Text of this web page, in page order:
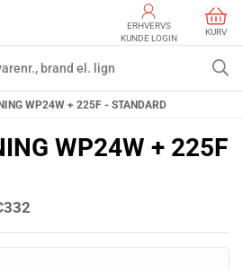
ERHVERVS
KUNDE LOGIN
KURV
WP24W + 225F - STANDARD
WP24W + 225F